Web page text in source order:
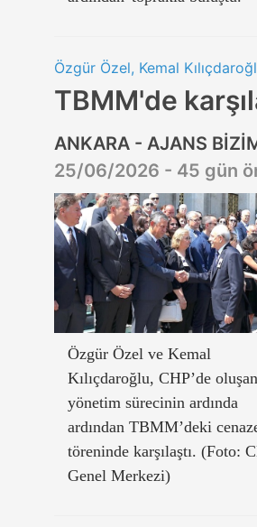
Özgür Özel, Kemal
TBMM'de
ANKARA - AJANS
25/06/2026 - 45 gün
Özgür Özel ve Kemal
Kılıçdaroğlu, CHP’de
yönetim sürecinin ardında
ardından TBMM’deki
töreninde karşılaştı. (Foto:
Genel Merkezi)